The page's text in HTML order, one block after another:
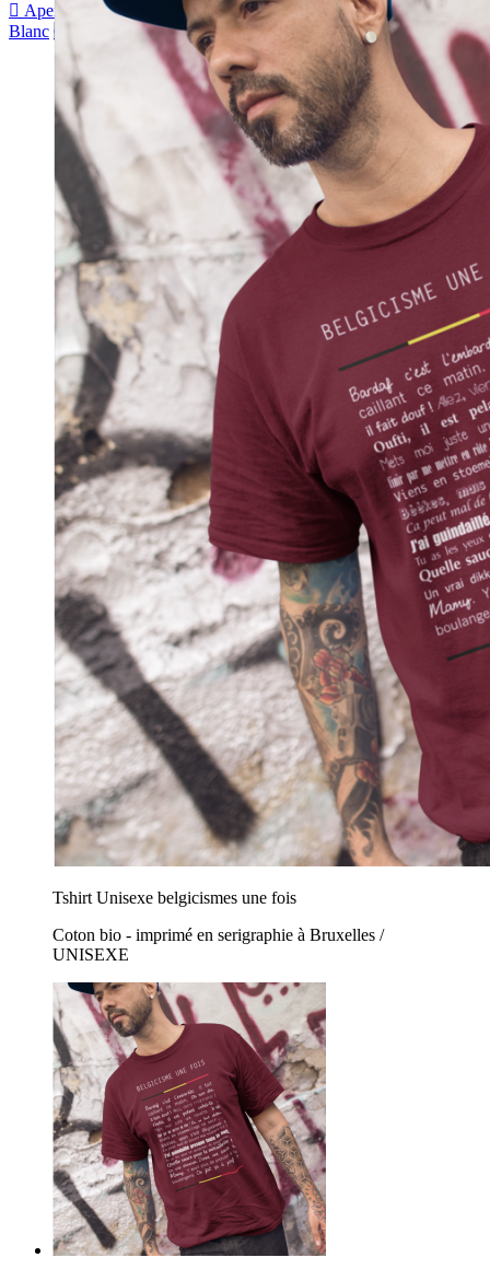
 Aperçu rapide
Blanc Gris Bordeau Bleu foncé sapin
Tshirt Unisexe belgicismes une fois
Coton bio - imprimé en serigraphie à Bruxelles /
UNISEXE